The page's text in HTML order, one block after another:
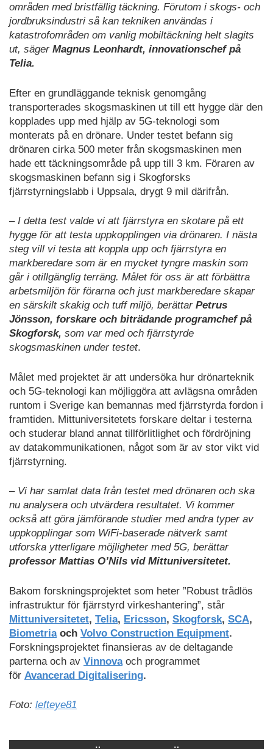
områden med bristfällig täckning. Förutom i skogs- och
jordbruksindustri så kan tekniken användas i
katastrofområden om vanlig mobiltäckning helt slagits
ut, säger Magnus Leonhardt, innovationschef på
Telia.
Efter en grundläggande teknisk genomgång
transporterades skogsmaskinen ut till ett hygge där den
kopplades upp med hjälp av 5G-teknologi som
monterats på en drönare. Under testet befann sig
drönaren cirka 500 meter från skogsmaskinen men
hade ett täckningsområde på upp till 3 km. Föraren av
skogsmaskinen befann sig i Skogforsks
fjärrstyrningslabb i Uppsala, drygt 9 mil därifrån.
– I detta test valde vi att fjärrstyra en skotare på ett
hygge för att testa uppkopplingen via drönaren. I nästa
steg vill vi testa att koppla upp och fjärrstyra en
markberedare som är en mycket tyngre maskin som
går i otillgänglig terräng. Målet för oss är att förbättra
arbetsmiljön för förarna och just markberedare skapar
en särskilt skakig och tuff miljö, berättar Petrus
Jönsson, forskare och biträdande programchef på
Skogforsk, som var med och fjärrstyrde
skogsmaskinen under testet.
Målet med projektet är att undersöka hur drönarteknik
och 5G-teknologi kan möjliggöra att avlägsna områden
runtom i Sverige kan bemannas med fjärrstyrda fordon i
framtiden. Mittuniversitetets forskare deltar i testerna
och studerar bland annat tillförlitlighet och fördröjning
av datakommunikationen, något som är av stor vikt vid
fjärrstyrning.
– Vi har samlat data från testet med drönaren och ska
nu analysera och utvärdera resultatet. Vi kommer
också att göra jämförande studier med andra typer av
uppkopplingar som WiFi-baserade nätverk samt
utforska ytterligare möjligheter med 5G, berättar
professor Mattias O’Nils vid Mittuniversitetet.
Bakom forskningsprojektet som heter ”Robust trådlös
infrastruktur för fjärrstyrd virkeshantering”, står
Mittuniversitetet, Telia, Ericsson, Skogforsk, SCA,
Biometriaoch Volvo Construction Equipment.
Forskningsprojektet finansieras av de deltagande
parterna och av Vinnova och programmet
för Avancerad Digitalisering.
Foto: lefteye81